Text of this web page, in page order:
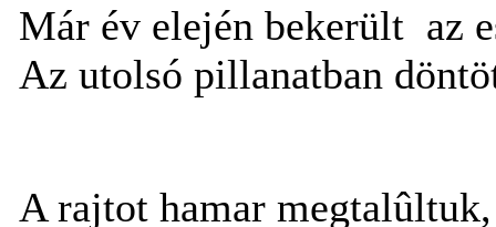
Már év elején bekerült az
Az utolsó pillanatban
A rajtot hamar